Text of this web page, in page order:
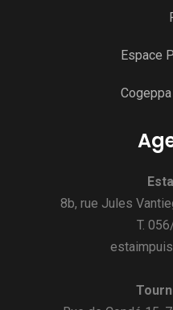
Espace
8b, rue Jules
T.